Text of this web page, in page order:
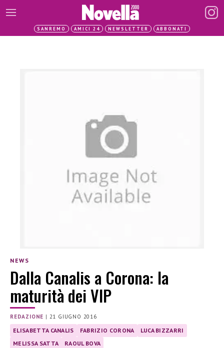
SANREMO AMICI 24 NEWSLETTER ABBONATI
NEWS
Dalla Canalis a Corona: la
maturità dei VIP
REDAZIONE | 21 GIUGNO 2016
ELISABETTA CANALIS FABRIZIO CORONA
LUCA BIZZARRI
MELISSA SATTA
RAOUL BOVA